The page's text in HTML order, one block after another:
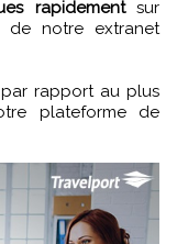
rapidementsur
de notre extranet
rapport au plus
plateforme de